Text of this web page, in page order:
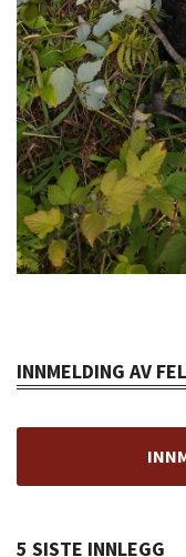
INNMELDING AV
5 SISTE INNLEGG